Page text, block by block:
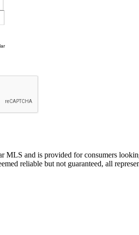
and is provided for consumers
reliable but not guaranteed, all